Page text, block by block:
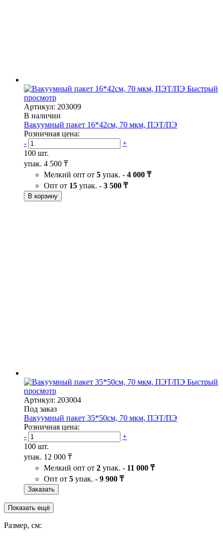
Быстрый
просмотр
Артикул: 203009
В наличии
Вакуумный пакет 16*42см, 70 мкм, ПЭТ/ПЭ
Розничная цена:
-
+
100 шт.
упак. 4 500 ₸
Мелкий опт от 5 упак. - 4 000 ₸
Опт от 15 упак. - 3 500 ₸
В корзину
Быстрый
просмотр
Артикул: 203004
Под заказ
Вакуумный пакет 35*50см, 70 мкм, ПЭТ/ПЭ
Розничная цена:
-
+
100 шт.
упак. 12 000 ₸
Мелкий опт от 2 упак. - 11 000 ₸
Опт от 5 упак. - 9 900 ₸
Заказать
Показать ещё
Размер, см: